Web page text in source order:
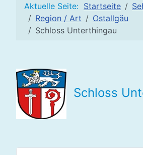
Aktuelle Seite: Startseite
Region / Art
Ostallgäu
Schloss Unterthingau
Schloss